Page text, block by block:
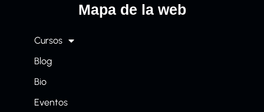
Mapa de la web
Cursos
Blog
Bio
Eventos